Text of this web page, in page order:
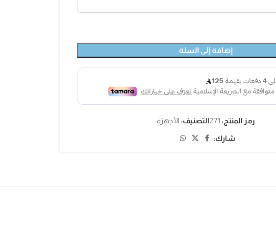
إضافة إلى السلة
رمز المنتج: 271التصنيف: الأجهزة
شارك: